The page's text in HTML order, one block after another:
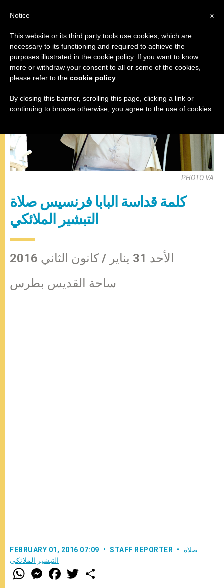
صلاة التبشير الملائكي
PHOTO.VA
كلمة قداسة البابا فرنسيس صلاة
التبشير الملائكي
الأحد 31 يناير / كانون الثاني 2016
ساحة القديس بطرس
FEBRUARY 01, 2016 07:09 STAFF REPORTER
صلاة
التبشير الملائكي
W
h
M
e
F
a w
x
Notice
This website or its third party tools use cookies, which are
necessary to its functioning and required to achieve the
purposes illustrated in the cookie policy. If you want to know
more or withdraw your consent to all or some of the cookies,
please refer to the cookie policy
By closing this banner, scrolling this page, clicking a link or
continuing to browse otherwise, you agree to the use of cookies.